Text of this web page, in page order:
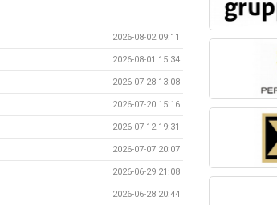
2026-08-02 09:11
2026-08-01 15:34
2026-07-28 13:08
2026-07-20 15:16
2026-07-12 19:31
2026-07-07 20:07
2026-06-29 21:08
2026-06-28 20:44